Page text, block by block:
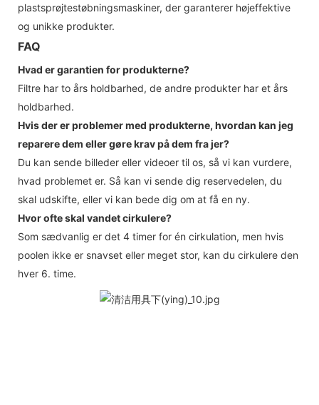
plastsprøjtestøbningsmaskiner, der garanterer højeffektive
og unikke produkter.
FAQ
Hvad er garantien for produkterne?
Filtre har to års holdbarhed, de andre produkter har et års
holdbarhed.
Hvis der er problemer med produkterne, hvordan kan jeg
reparere dem eller gøre krav på dem fra jer?
Du kan sende billeder eller videoer til os, så vi kan vurdere,
hvad problemet er. Så kan vi sende dig reservedelen, du
skal udskifte, eller vi kan bede dig om at få en ny.
Hvor ofte skal vandet cirkulere?
Som sædvanlig er det 4 timer for én cirkulation, men hvis
poolen ikke er snavset eller meget stor, kan du cirkulere den
hver 6. time.